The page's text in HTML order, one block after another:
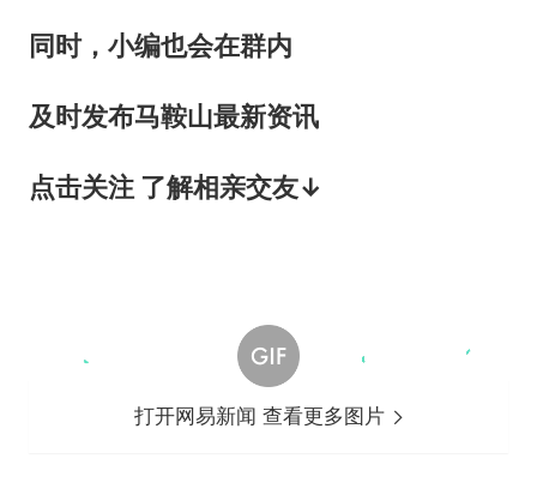
同时，小编也会在群内
及时发布马鞍山最新资讯
点击关注 了解相亲交友↓
打开网易新闻 查看更多图片